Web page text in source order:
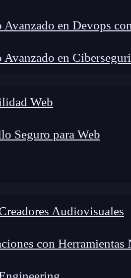
Avanzado en Devops
Avanzado en
Web
Seguro para Web
Audiovisuales
con